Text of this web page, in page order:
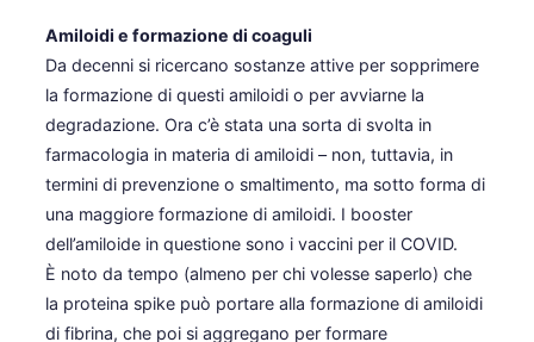
Amiloidi e formazione di coaguli
Da decenni si ricercano sostanze attive per sopprimere
la formazione di questi amiloidi o per avviarne la
degradazione. Ora c’è stata una sorta di svolta in
farmacologia in materia di amiloidi – non, tuttavia, in
termini di prevenzione o smaltimento, ma sotto forma di
una maggiore formazione di amiloidi. I booster
dell’amiloide in questione sono i vaccini per il COVID.
È noto da tempo (almeno per chi volesse saperlo) che
la proteina spike può portare alla formazione di amiloidi
di fibrina, che poi si aggregano per formare